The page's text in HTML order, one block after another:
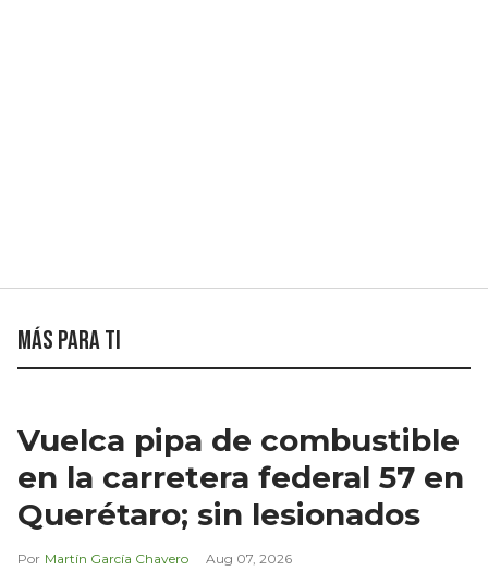
Más para ti
Vuelca pipa de combustible
en la carretera federal 57 en
Querétaro; sin lesionados
Martín García Chavero Aug 07, 2026